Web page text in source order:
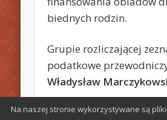
biednych rodzin.
Grupie rozliczającej
podatkowe
Władysław
Na naszej stronie wykorzystywane są